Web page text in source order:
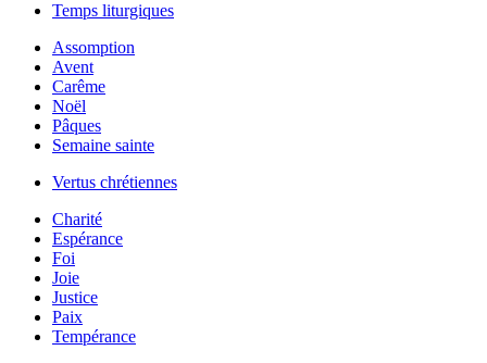
Temps liturgiques
Assomption
Avent
Carême
Noël
Pâques
Semaine sainte
Vertus chrétiennes
Charité
Espérance
Foi
Joie
Justice
Paix
Tempérance